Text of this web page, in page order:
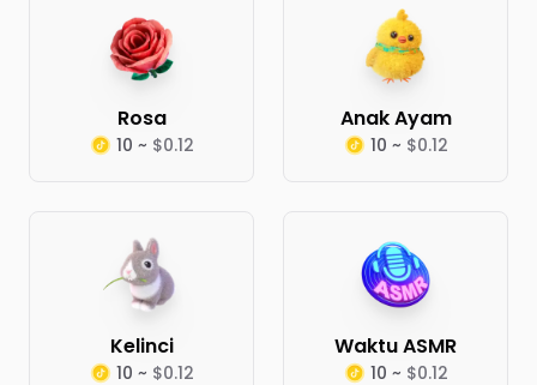
Rosa
10 ~ $0.12
Anak Ayam
10 ~ $0.12
Kelinci
10 ~ $0.12
Waktu ASMR
10 ~ $0.12